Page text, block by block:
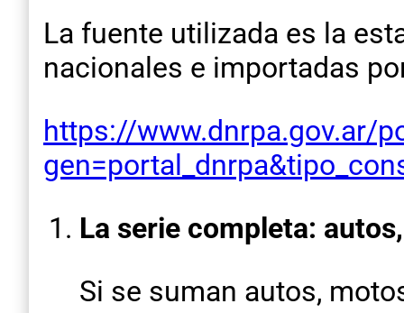
La fuente utilizada es la
nacionales e importadas
https://www.dnrpa.gov.ar/
La serie completa:
Si se suman autos,